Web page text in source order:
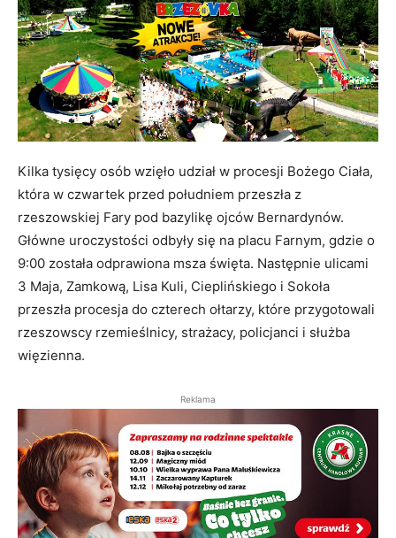
Kilka tysięcy osób wzięło udział w procesji Bożego Ciała,
która w czwartek przed południem przeszła z
rzeszowskiej Fary pod bazylikę ojców Bernardynów.
Główne uroczystości odbyły się na placu Farnym, gdzie o
9:00 została odprawiona msza święta. Następnie ulicami
3 Maja, Zamkową, Lisa Kuli, Cieplińskiego i Sokoła
przeszła procesja do czterech ołtarzy, które przygotowali
rzeszowscy rzemieślnicy, strażacy, policjanci i służba
więzienna.
Reklama